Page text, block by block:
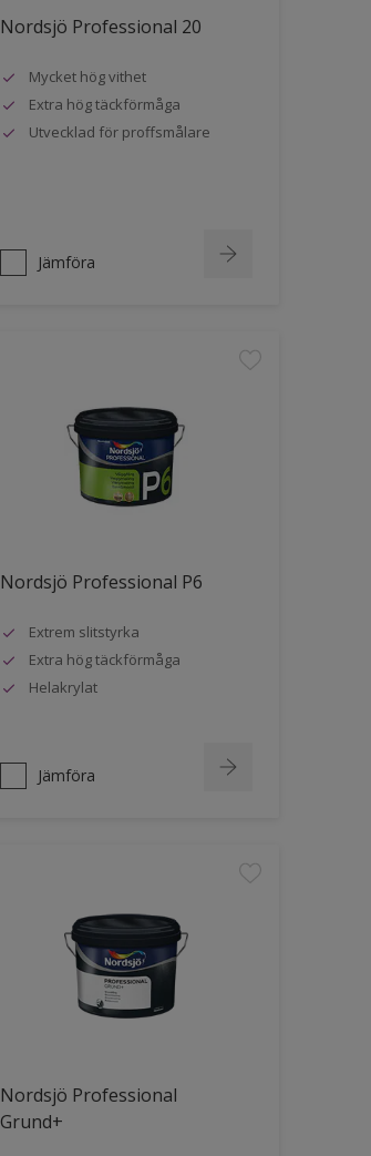
Nordsjö Professional 20
Mycket hög vithet
Extra hög täckförmåga
Utvecklad för proffsmålare
Jämföra
Nordsjö Professional P6
Extrem slitstyrka
Extra hög täckförmåga
Helakrylat
Jämföra
Nordsjö Professional
Grund+